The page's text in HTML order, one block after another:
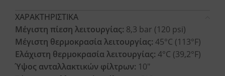
ΧΑΡΑΚΤΗΡΙΣΤΙΚΑ
Μέγιστη πίεση λειτουργίας: 8,3 bar (120 psi)
Μέγιστη θερμοκρασία λειτουργίας: 45°C (113°F)
Ελάχιστη θερμοκρασία λειτουργίας: 4°C (39,2°F)
Ύψος ανταλλακτικών φίλτρων: 10″